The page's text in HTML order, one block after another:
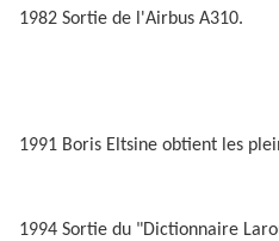
1982 Sortie de l'Airbus A310.
1991 Boris Eltsine obtient les
1994 Sortie du "Dictionnaire